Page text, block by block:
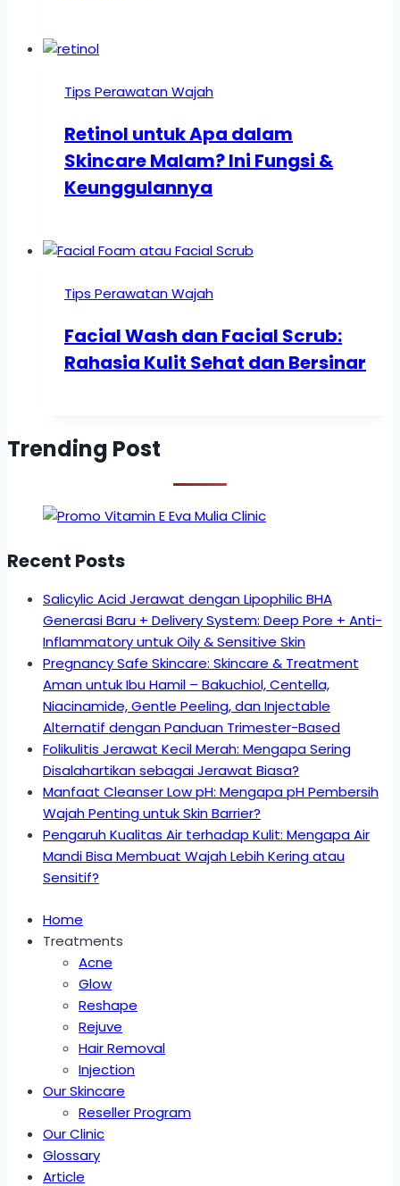
Tips Perawatan Wajah
Retinol untuk Apa dalam
Skincare Malam? Ini Fungsi &
Keunggulannya
Tips Perawatan Wajah
Facial Wash dan Facial Scrub:
Rahasia Kulit Sehat dan Bersinar
Trending Post
Recent Posts
Salicylic Acid Jerawat dengan Lipophilic BHA
Generasi Baru + Delivery System: Deep Pore + Anti-
Inflammatory untuk Oily & Sensitive Skin
Pregnancy Safe Skincare: Skincare & Treatment
Aman untuk Ibu Hamil – Bakuchiol, Centella,
Niacinamide, Gentle Peeling, dan Injectable
Alternatif dengan Panduan Trimester-Based
Folikulitis Jerawat Kecil Merah: Mengapa Sering
Disalahartikan sebagai Jerawat Biasa?
Manfaat Cleanser Low pH: Mengapa pH Pembersih
Wajah Penting untuk Skin Barrier?
Pengaruh Kualitas Air terhadap Kulit: Mengapa Air
Mandi Bisa Membuat Wajah Lebih Kering atau
Sensitif?
Home
Treatments
Acne
Glow
Reshape
Rejuve
Hair Removal
Injection
Our Skincare
Reseller Program
Our Clinic
Glossary
Article